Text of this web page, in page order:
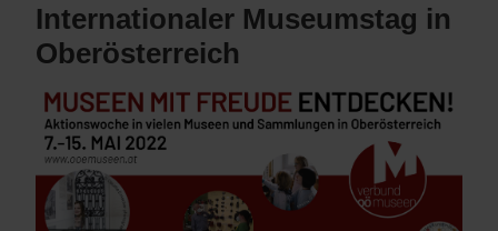
Internationaler Museumstag in
Oberösterreich